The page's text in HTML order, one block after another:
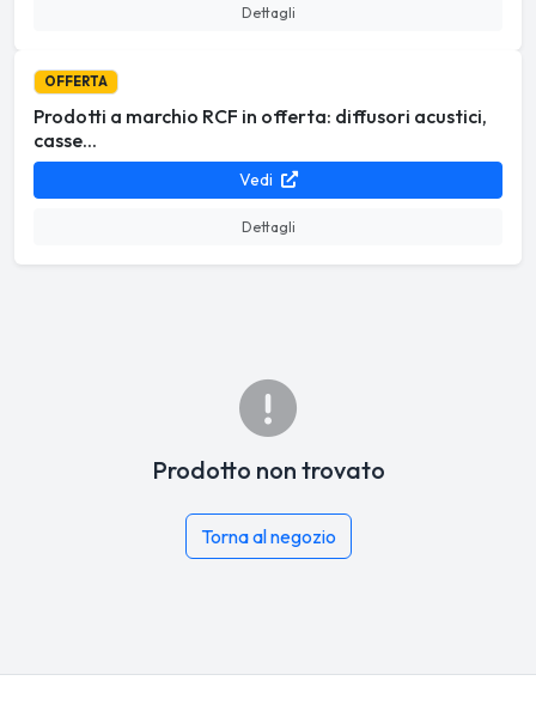
Dettagli
OFFERTA
Prodotti a marchio RCF in offerta: diffusori acustici,
casse...
Vedi
Dettagli
Prodotto non trovato
Torna al negozio